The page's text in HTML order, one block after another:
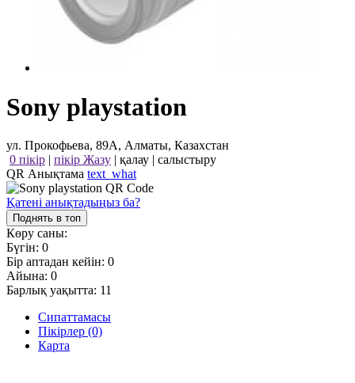
Sony playstation
ул. Прокофьева, 89А, Алматы, Казахстан
0 пікір | пікір Жазу | қалау | салыстыру
QR Анықтама text_what
Қатені анықтадыңыз ба?
Поднять в топ
Көру саны:
Бүгін: 0
Бір аптадан кейін: 0
Айына: 0
Барлық уақытта: 11
Сипаттамасы
Пікірлер (0)
Карта